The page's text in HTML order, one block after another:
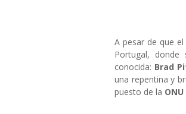
A pesar de que
Portugal,
conocida: Brad
una repentina y
puesto de la ONU